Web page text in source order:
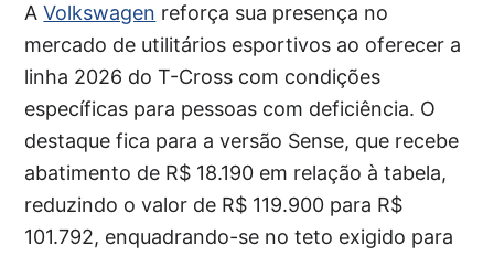
AVolkswagen reforça sua presença no
mercado de utilitários esportivos ao oferecer a
linha 2026 do T-Cross com condições
específicas para pessoas com deficiência. O
destaque fica para a versão Sense, que recebe
abatimento de R$ 18.190 em relação à tabela,
reduzindo o valor de R$ 119.900 para R$
101.792, enquadrando-se no teto exigido para